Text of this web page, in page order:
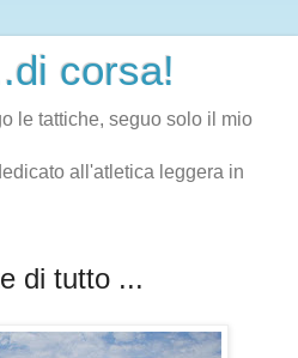
corsa!
le tattiche, seguo solo il mio
all'atletica leggera in
di tutto ...